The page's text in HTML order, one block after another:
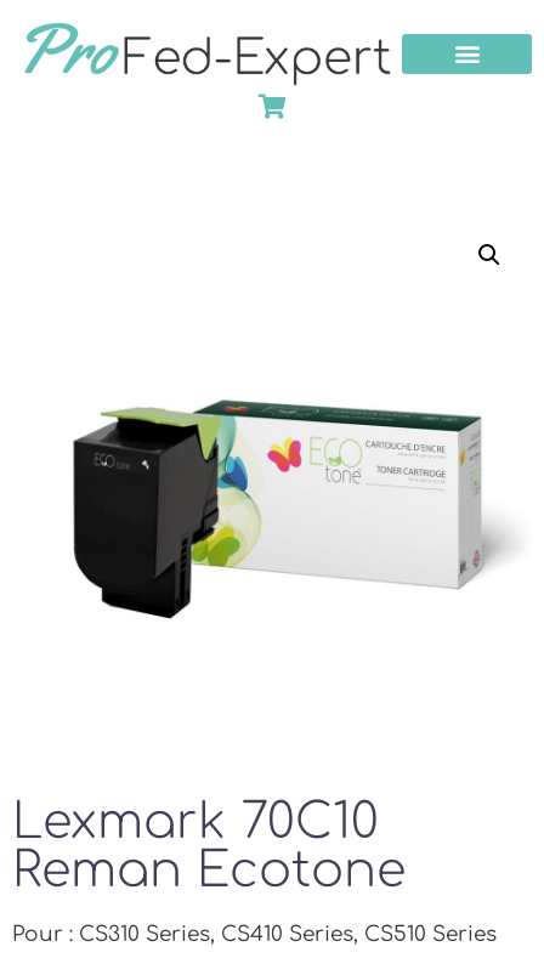
Lexmark 70C10
Reman Ecotone
Pour : CS310 Series, CS410 Series, CS510 Series